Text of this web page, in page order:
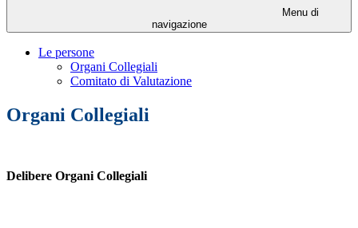
Menu di
navigazione
Le persone
Organi Collegiali
Comitato di Valutazione
Organi Collegiali
Delibere Organi Collegiali